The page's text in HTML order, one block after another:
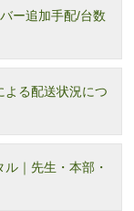
ー追加手配/台数
よる配送状況につ
｜先生・本部・